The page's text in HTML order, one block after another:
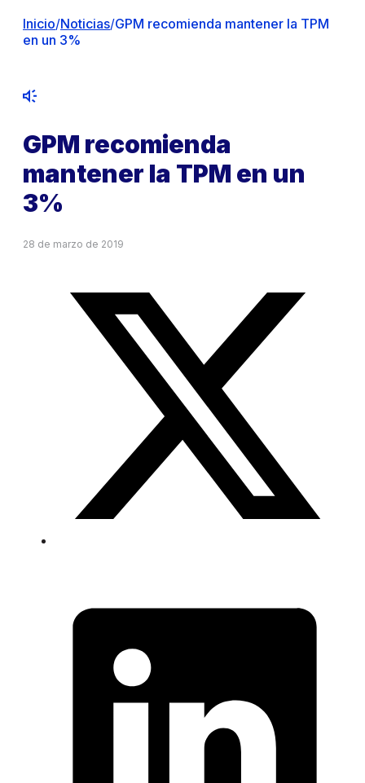
Inicio/Noticias/GPM recomienda mantener la TPM
en un 3%
GPM recomienda
mantener la TPM en un
3%
28 de marzo de 2019